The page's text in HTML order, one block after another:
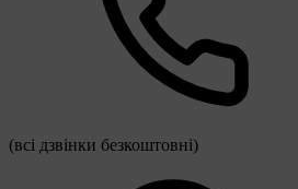
(всі дзвінки безкоштовні)